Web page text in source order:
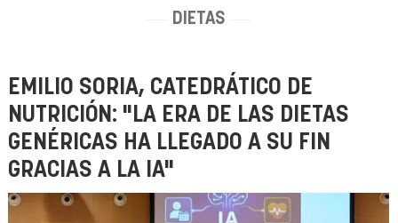
DIETAS
EMILIO SORIA, CATEDRÁTICO DE
NUTRICIÓN: "LA ERA DE LAS DIETAS
GENÉRICAS HA LLEGADO A SU FIN
GRACIAS A LA IA"